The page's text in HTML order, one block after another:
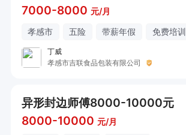
7000-8000 元/月
孝感市 五险 带薪年假 免费培训
丁威
孝感市吉联食品包装有限公司
异形封边师傅8000-10000元
8000-10000 元/月